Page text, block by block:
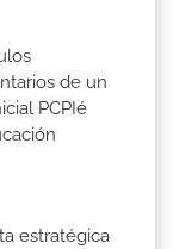
de un
PCPIé
estratégica